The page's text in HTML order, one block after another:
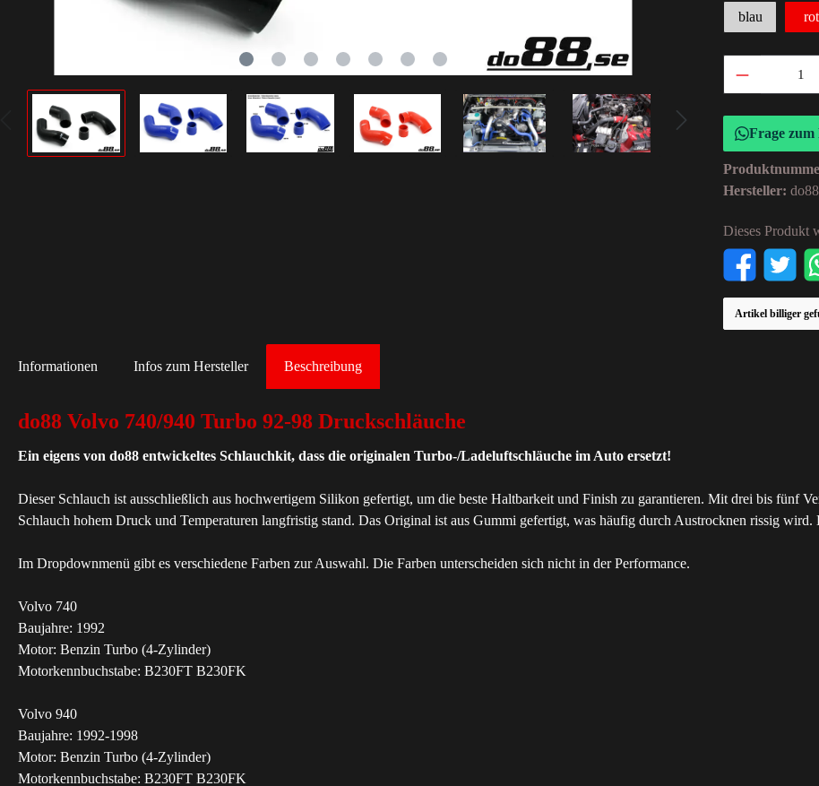
blau rot
Frage
Hersteller:do88
Dieses Produkt
Artikel billiger
Beschreibung
Informationen Infos zum Hersteller
do88 Volvo 740/940 Turbo 92-98 Druckschläuche
Ein eigens von do88 entwickeltes Schlauchkit, dass die originalen Turbo-/Ladeluftschläuche im Auto ersetzt!
Dieser Schlauch ist ausschließlich aus hochwertigem Silikon gefertigt, um die beste Haltbarkeit und Finish zu garantieren. Mit drei bis fünf
Schlauch hohem Druck und Temperaturen langfristig stand. Das Original ist aus Gummi gefertigt, was häufig durch Austrocknen rissig wird.
Im Dropdownmenü gibt es verschiedene Farben zur Auswahl. Die Farben unterscheiden sich nicht in der Performance.
Volvo 740
Baujahre: 1992
Motor: Benzin Turbo (4-Zylinder)
Motorkennbuchstabe: B230FT B230FK
Volvo 940
Baujahre: 1992-1998
Motor: Benzin Turbo (4-Zylinder)
Motorkennbuchstabe: B230FT B230FK